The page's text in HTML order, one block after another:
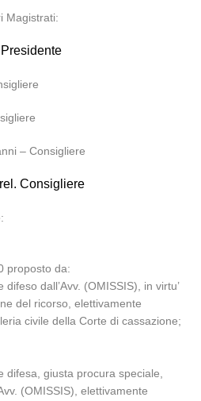
Magistrati:
– Consigliere
Consigliere
proposto da:
dall’Avv. (OMISSIS), in virtu’
del ricorso, elettivamente
civile della Corte di cassazione;
difesa, giusta procura speciale,
(OMISSIS), elettivamente